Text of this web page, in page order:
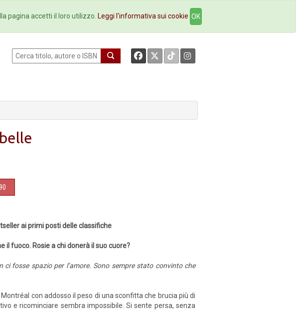
Ebookstore Contatti
ai primi posti delle classifiche
il fuoco. Rosie a chi donerà il suo cuore?
fosse spazio per l’amore. Sono sempre stato convinto che
con addosso il peso di una sconfitta che brucia più di
e ricominciare sembra impossibile. Si sente persa, senza
pagina accetti il loro utilizzo. Leggi l'informativa sui cookie OK